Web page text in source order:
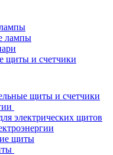
лампы
щиты и счетчики
щиты и счетчики
электрических щитов
щиты